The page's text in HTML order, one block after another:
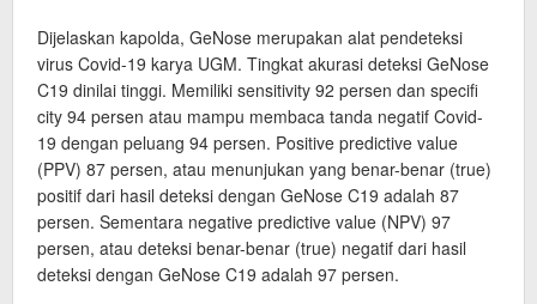
Dijelaskan kapolda, GeNose merupakan alat pendeteksi
virus Covid-19 karya UGM. Tingkat akurasi deteksi GeNose
C19 dinilai tinggi. Memiliki sensitivity 92 persen dan specifi
city 94 persen atau mampu membaca tanda negatif Covid-
19 dengan peluang 94 persen. Positive predictive value
(PPV) 87 persen, atau menunjukan yang benar-benar (true)
positif dari hasil deteksi dengan GeNose C19 adalah 87
persen. Sementara negative predictive value (NPV) 97
persen, atau deteksi benar-benar (true) negatif dari hasil
deteksi dengan GeNose C19 adalah 97 persen.